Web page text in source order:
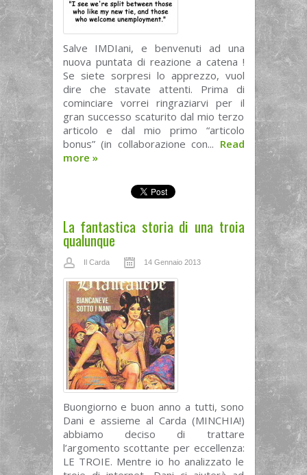
Salve IMDIani, e benvenuti ad una
nuova puntata di reazione a catena !
Se siete sorpresi lo apprezzo, vuol
dire che stavate attenti. Prima di
cominciare vorrei ringraziarvi per il
gran successo scaturito dal mio terzo
articolo e dal mio primo “articolo
bonus” (in collaborazione con... Read
more »
La fantastica storia di una troia
qualunque
Il Carda 14 Gennaio 2013
Buongiorno e buon anno a tutti, sono
Dani e assieme al Carda (MINCHIA!)
abbiamo deciso di trattare
l’argomento scottante per eccellenza:
LE TROIE. Mentre io ho analizzato le